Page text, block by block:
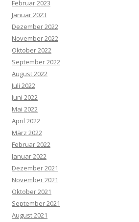
Februar 2023
Januar 2023
Dezember 2022
November 2022
Oktober 2022
September 2022
August 2022
Juli 2022
Juni 2022
Mai 2022
April 2022
März 2022
Februar 2022
Januar 2022
Dezember 2021
November 2021
Oktober 2021
September 2021
August 2021